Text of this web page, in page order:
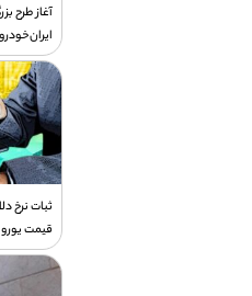
آغاز طرح
ثبات نرخ
قیمت